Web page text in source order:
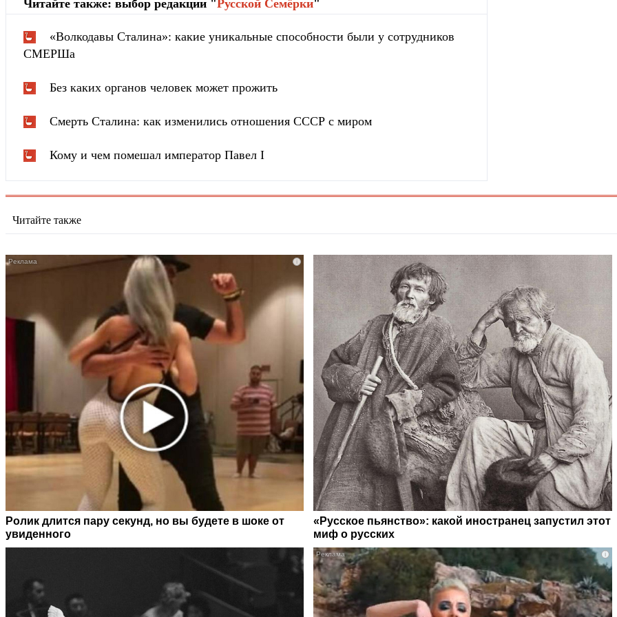
Читайте также: выбор редакции " Русской Cемёрки"
«Волкодавы Сталина»: какие уникальные способности были у сотрудников
СМЕРШа
Без каких органов человек может прожить
Смерть Сталина: как изменились отношения СССР с миром
Кому и чем помешал император Павел I
Читайте также
i
Ролик длится пару секунд, но вы будете в шоке от
увиденного
«Русское пьянство»: какой иностранец запустил этот
миф о русских
i